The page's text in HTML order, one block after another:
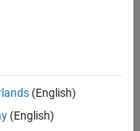
(English)
(English)